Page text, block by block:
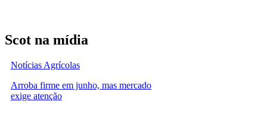
Scot na mídia
Notícias Agrícolas
Arroba firme em junho, mas mercado
exige atenção